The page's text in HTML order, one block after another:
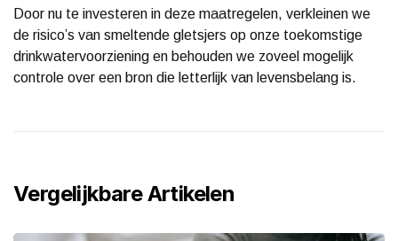
Door nu te investeren in deze maatregelen, verkleinen we
de risico’s van smeltende gletsjers op onze toekomstige
drinkwatervoorziening en behouden we zoveel mogelijk
controle over een bron die letterlijk van levensbelang is.
Vergelijkbare Artikelen